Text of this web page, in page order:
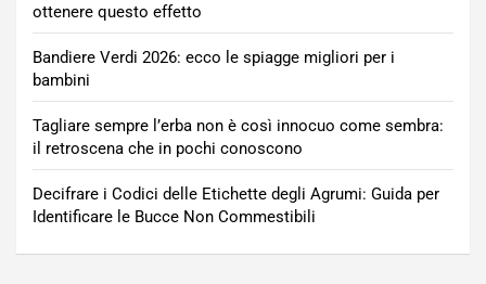
ottenere questo effetto
Bandiere Verdi 2026: ecco le spiagge migliori per i
bambini
Tagliare sempre l’erba non è così innocuo come sembra:
il retroscena che in pochi conoscono
Decifrare i Codici delle Etichette degli Agrumi: Guida per
Identificare le Bucce Non Commestibili